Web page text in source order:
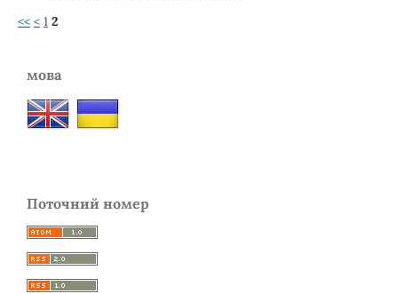
<< < 1 2
мова
Поточний номер